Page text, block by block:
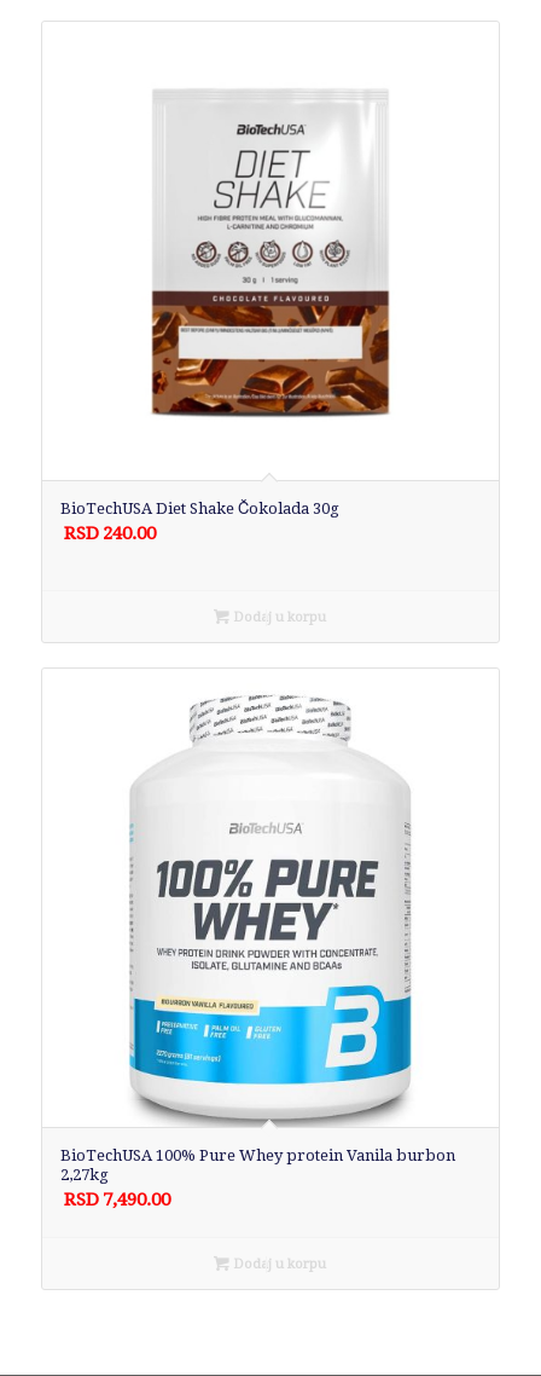
BioTechUSA Diet Shake Čokolada 30g
RSD 240.00
Dodaj u korpu
BioTechUSA 100% Pure Whey protein Vanila burbon
2,27kg
RSD 7,490.00
Dodaj u korpu